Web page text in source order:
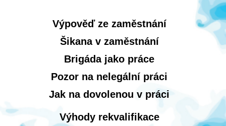
Výpověď ze zaměstnání
Šikana v zaměstnání
Brigáda jako práce
Pozor na nelegální práci
Jak na dovolenou v práci
Výhody rekvalifikace